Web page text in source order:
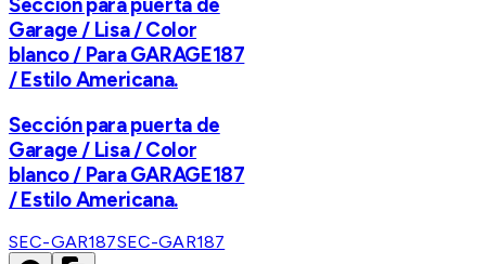
Garage / Lisa / Color
blanco / Para GARAGE187
/ Estilo Americana.
Sección para puerta de
Garage / Lisa / Color
blanco / Para GARAGE187
/ Estilo Americana.
SEC-GAR187SEC-GAR187